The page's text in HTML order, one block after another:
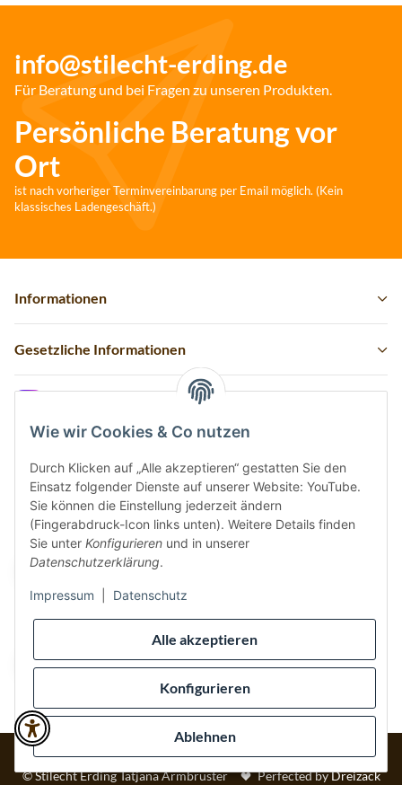
Alle akzeptieren
Konfigurieren
Ablehnen
Wie wir Cookies & Co nutzen
Durch Klicken auf „Alle akzeptieren“ gestatten Sie den
Einsatz folgender Dienste auf unserer Website: YouTube.
Sie können die Einstellung jederzeit ändern
(Fingerabdruck-Icon links unten). Weitere Details finden
Sie unter Konfigurieren und in unserer
Datenschutzerklärung.
Impressum Datenschutz
info@stilecht-erding.de
Für Beratung und bei Fragen zu unseren Produkten.
Persönliche Beratung vor
Ort
ist nach vorheriger Terminvereinbarung per Email möglich. (Kein
klassisches Ladengeschäft.)
Informationen
Gesetzliche Informationen
Vertrag widerrufen
Sicher bezahlen via:
Wir versenden via:
* Alle Preise inkl. gesetzlicher USt., inkl.Versand
© Stilecht Erding Tatjana Armbruster
Perfected byDreizack